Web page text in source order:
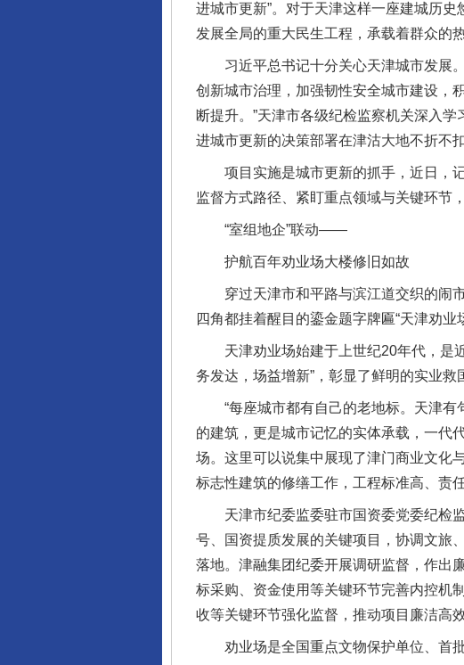
进城市更新”。对于天津这样一座建城历
发展全局的重大民生工程，承载着群众的
习近平总书记十分关心天津城市发展。
创新城市治理，加强韧性安全城市建设，
断提升。”天津市各级纪检监察机关深入
进城市更新的决策部署在津沽大地不折不
项目实施是城市更新的抓手，近日，记
监督方式路径、紧盯重点领域与关键环节
“室组地企”联动——
护航百年劝业场大楼修旧如故
穿过天津市和平路与滨江道交织的闹市
四角都挂着醒目的鎏金题字牌匾“天津劝业
天津劝业场始建于上世纪20年代，是近
务发达，场益增新”，彰显了鲜明的实业救
“每座城市都有自己的老地标。天津有
的建筑，更是城市记忆的实体承载，一代
场。这里可以说集中展现了津门商业文化
标志性建筑的修缮工作，工程标准高、责
天津市纪委监委驻市国资委党委纪检监
号、国资提质发展的关键项目，协调文旅
落地。津融集团纪委开展调研监督，作出
标采购、资金使用等关键环节完善内控机
收等关键环节强化监督，推动项目廉洁高效
劝业场是全国重点文物保护单位、首批